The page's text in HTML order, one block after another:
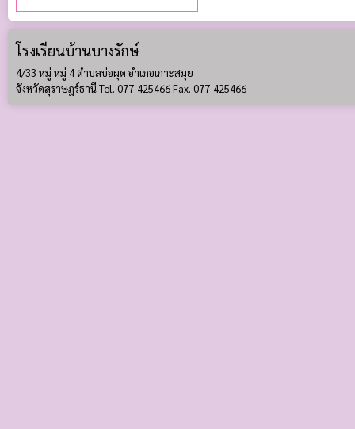
โรงเรียนบ้านบางรักษ์
4/33 หมู่ หมู่ 4 ตำบลบ่อผุด อำเภอเกาะสมุย
จังหวัดสุราษฎร์ธานี Tel. 077-425466 Fax. 077-425466